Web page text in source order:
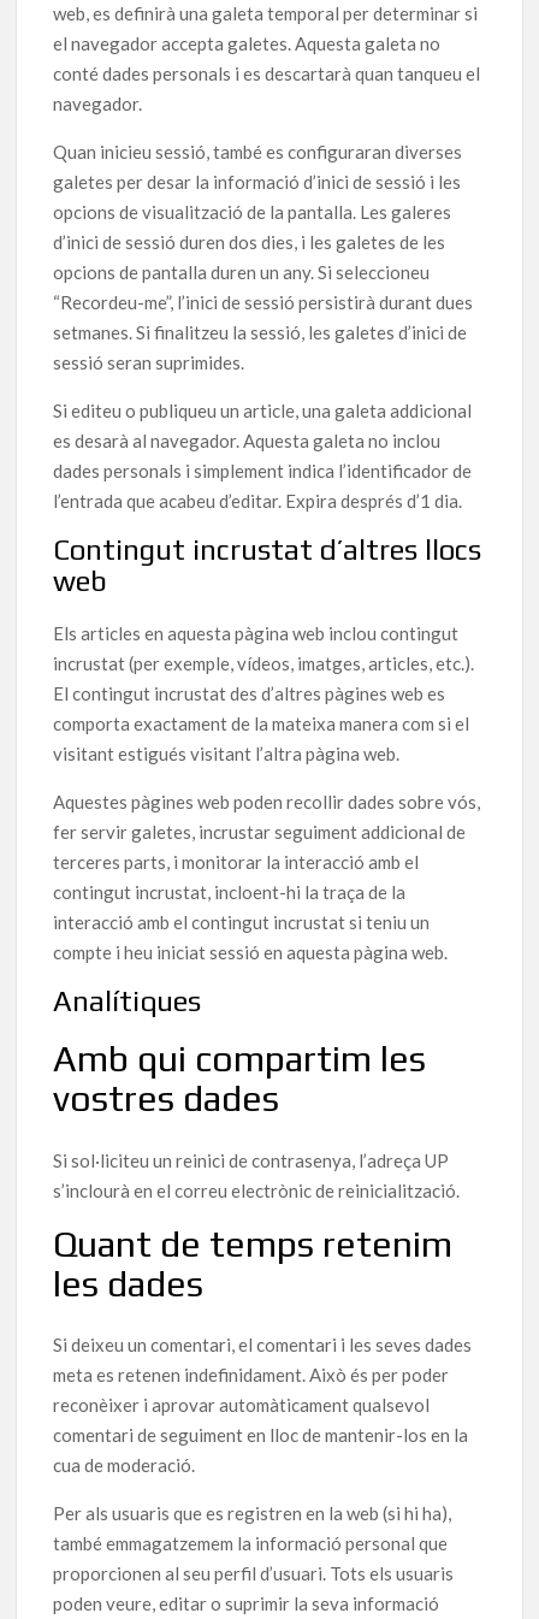
web, es definirà una galeta temporal per determinar si
el navegador accepta galetes. Aquesta galeta no
conté dades personals i es descartarà quan tanqueu el
navegador.
Quan inicieu sessió, també es configuraran diverses
galetes per desar la informació d’inici de sessió i les
opcions de visualització de la pantalla. Les galeres
d’inici de sessió duren dos dies, i les galetes de les
opcions de pantalla duren un any. Si seleccioneu
“Recordeu-me”, l’inici de sessió persistirà durant dues
setmanes. Si finalitzeu la sessió, les galetes d’inici de
sessió seran suprimides.
Si editeu o publiqueu un article, una galeta addicional
es desarà al navegador. Aquesta galeta no inclou
dades personals i simplement indica l’identificador de
l’entrada que acabeu d’editar. Expira després d’1 dia.
Contingut incrustat d’altres llocs
web
Els articles en aquesta pàgina web inclou contingut
incrustat (per exemple, vídeos, imatges, articles, etc.).
El contingut incrustat des d’altres pàgines web es
comporta exactament de la mateixa manera com si el
visitant estigués visitant l’altra pàgina web.
Aquestes pàgines web poden recollir dades sobre vós,
fer servir galetes, incrustar seguiment addicional de
terceres parts, i monitorar la interacció amb el
contingut incrustat, incloent-hi la traça de la
interacció amb el contingut incrustat si teniu un
compte i heu iniciat sessió en aquesta pàgina web.
Analítiques
Amb qui compartim les
vostres dades
Si sol·liciteu un reinici de contrasenya, l’adreça UP
s’inclourà en el correu electrònic de reinicialització.
Quant de temps retenim
les dades
Si deixeu un comentari, el comentari i les seves dades
meta es retenen indefinidament. Això és per poder
reconèixer i aprovar automàticament qualsevol
comentari de seguiment en lloc de mantenir-los en la
cua de moderació.
Per als usuaris que es registren en la web (si hi ha),
també emmagatzemem la informació personal que
proporcionen al seu perfil d’usuari. Tots els usuaris
poden veure, editar o suprimir la seva informació